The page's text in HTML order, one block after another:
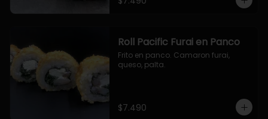
Roll Pacific Furai en Panco
Frito en panco. Camaron furai,
queso, palta.
$7.490